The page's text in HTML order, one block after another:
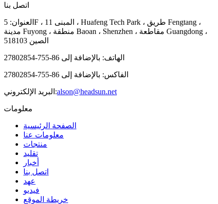
اتصل بنا
العنوان: 5F ، المبنى 11 ، Huafeng Tech Park ، طريق Fengtang ،
مدينة Fuyong ، منطقة Baoan ، Shenzhen ، مقاطعة Guangdong ،
الصين 518103
الهاتف: بالإضافة إلى 86-755-27802854
الفاكس: بالإضافة إلى 86-755-27802854
البريد الإلكتروني:alson@headsun.net
معلومات
الصفحة الرئيسية
معلومات عنا
منتجات
تقليد
أخبار
اتصل بنا
عهد
فيديو
خريطة الموقع